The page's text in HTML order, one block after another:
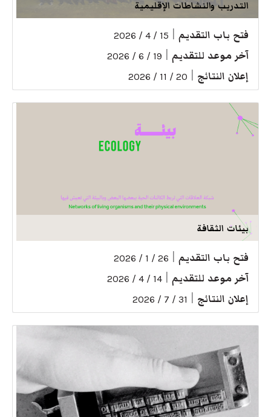
التدريب والنشاطات الإقليمية
فتح باب التقديم 15 / 4 / 2026
آخر موعد للتقديم 19 / 6 / 2026
إعلان النتائج 20 / 11 / 2026
بيئات الثقافة
فتح باب التقديم 26 / 1 / 2026
آخر موعد للتقديم 14 / 4 / 2026
إعلان النتائج 31 / 7 / 2026